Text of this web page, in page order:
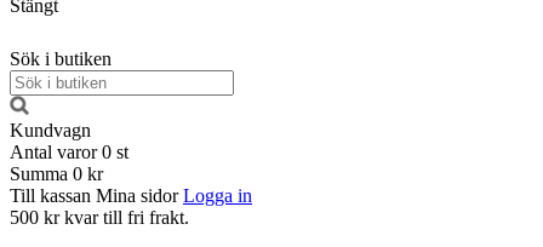
Stängt
Sök i butiken
Kundvagn
Antal varor 0 st
Summa 0 kr
Till kassan Mina sidor Logga in
500 kr kvar till fri frakt.